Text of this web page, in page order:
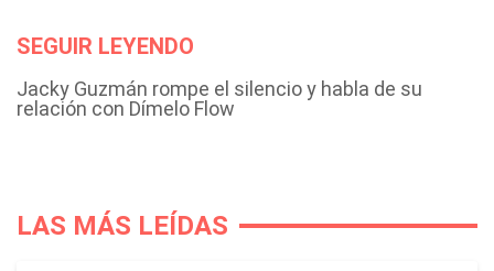
SEGUIR LEYENDO
Jacky Guzmán rompe el silencio y habla de su
relación con Dímelo Flow
LAS MÁS LEÍDAS